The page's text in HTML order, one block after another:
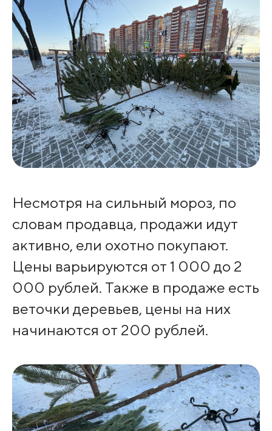
Несмотря на сильный мороз, по
словам продавца, продажи идут
активно, ели охотно покупают.
Цены варьируются от 1 000 до 2
000 рублей. Также в продаже есть
веточки деревьев, цены на них
начинаются от 200 рублей.